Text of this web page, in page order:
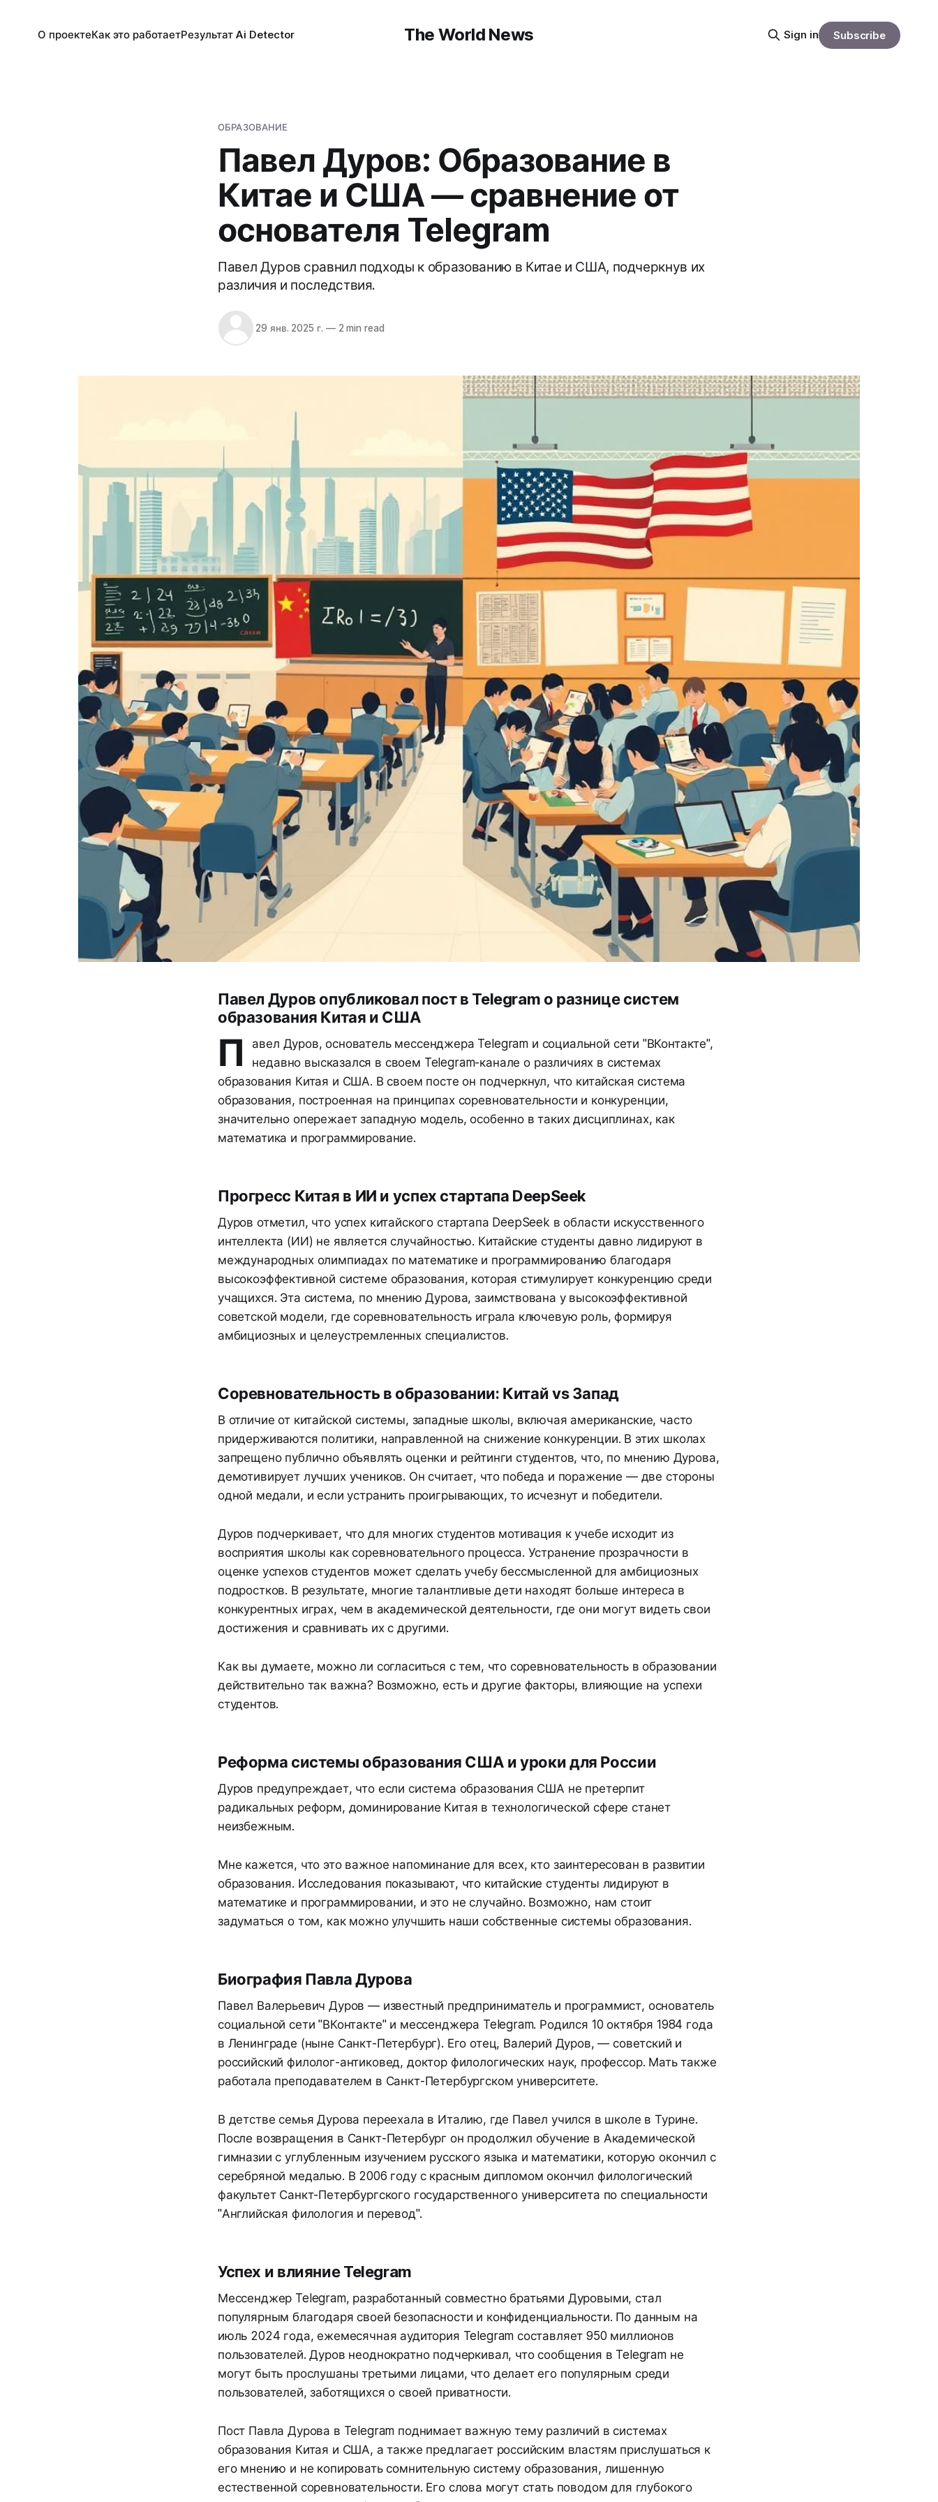
The World News
О проектеКак это работаетРезультат Ai Detector Sign in Subscribe
ОБРАЗОВАНИЕ
Павел Дуров: Образование в
Китае и США — сравнение от
основателя Telegram
Павел Дуров сравнил подходы к образованию в Китае и США, подчеркнув их
различия и последствия.
29 янв. 2025 г. —2 min read
Павел Дуров опубликовал пост в Telegram о разнице систем
образования Китая и США
П
авел Дуров, основатель мессенджера Telegram и социальной сети "ВКонтакте",
недавно высказался в своем Telegram-канале о различиях в системах
образования Китая и США. В своем посте он подчеркнул, что китайская система
образования, построенная на принципах соревновательности и конкуренции,
значительно опережает западную модель, особенно в таких дисциплинах, как
математика и программирование.
Прогресс Китая в ИИ и успех стартапа DeepSeek
Дуров отметил, что успех китайского стартапа DeepSeek в области искусственного
интеллекта (ИИ) не является случайностью. Китайские студенты давно лидируют в
международных олимпиадах по математике и программированию благодаря
высокоэффективной системе образования, которая стимулирует конкуренцию среди
учащихся. Эта система, по мнению Дурова, заимствована у высокоэффективной
советской модели, где соревновательность играла ключевую роль, формируя
амбициозных и целеустремленных специалистов.
Соревновательность в образовании: Китай vs Запад
В отличие от китайской системы, западные школы, включая американские, часто
придерживаются политики, направленной на снижение конкуренции. В этих школах
запрещено публично объявлять оценки и рейтинги студентов, что, по мнению Дурова,
демотивирует лучших учеников. Он считает, что победа и поражение — две стороны
одной медали, и если устранить проигрывающих, то исчезнут и победители.
Дуров подчеркивает, что для многих студентов мотивация к учебе исходит из
восприятия школы как соревновательного процесса. Устранение прозрачности в
оценке успехов студентов может сделать учебу бессмысленной для амбициозных
подростков. В результате, многие талантливые дети находят больше интереса в
конкурентных играх, чем в академической деятельности, где они могут видеть свои
достижения и сравнивать их с другими.
Как вы думаете, можно ли согласиться с тем, что соревновательность в образовании
действительно так важна? Возможно, есть и другие факторы, влияющие на успехи
студентов.
Реформа системы образования США и уроки для России
Дуров предупреждает, что если система образования США не претерпит
радикальных реформ, доминирование Китая в технологической сфере станет
неизбежным.
Мне кажется, что это важное напоминание для всех, кто заинтересован в развитии
образования. Исследования показывают, что китайские студенты лидируют в
математике и программировании, и это не случайно. Возможно, нам стоит
задуматься о том, как можно улучшить наши собственные системы образования.
Биография Павла Дурова
Павел Валерьевич Дуров — известный предприниматель и программист, основатель
социальной сети "ВКонтакте" и мессенджера Telegram. Родился 10 октября 1984 года
в Ленинграде (ныне Санкт-Петербург). Его отец, Валерий Дуров, — советский и
российский филолог-антиковед, доктор филологических наук, профессор. Мать также
работала преподавателем в Санкт-Петербургском университете.
В детстве семья Дурова переехала в Италию, где Павел учился в школе в Турине.
После возвращения в Санкт-Петербург он продолжил обучение в Академической
гимназии с углубленным изучением русского языка и математики, которую окончил с
серебряной медалью. В 2006 году с красным дипломом окончил филологический
факультет Санкт-Петербургского государственного университета по специальности
"Английская филология и перевод".
Успех и влияние Telegram
Мессенджер Telegram, разработанный совместно братьями Дуровыми, стал
популярным благодаря своей безопасности и конфиденциальности. По данным на
июль 2024 года, ежемесячная аудитория Telegram составляет 950 миллионов
пользователей. Дуров неоднократно подчеркивал, что сообщения в Telegram не
могут быть прослушаны третьими лицами, что делает его популярным среди
пользователей, заботящихся о своей приватности.
Пост Павла Дурова в Telegram поднимает важную тему различий в системах
образования Китая и США, а также предлагает российским властям прислушаться к
его мнению и не копировать сомнительную систему образования, лишенную
естественной соревновательности. Его слова могут стать поводом для глубокого